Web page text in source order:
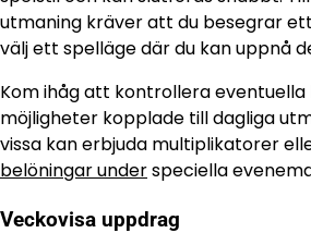
utmaning kräver att du besegrar
välj ett spelläge där du kan uppnå
Kom ihåg att kontrollera eventuella
möjligheter kopplade till dagliga
vissa kan erbjuda multiplikatorer
belöningar underspeciella
Veckovisa uppdrag